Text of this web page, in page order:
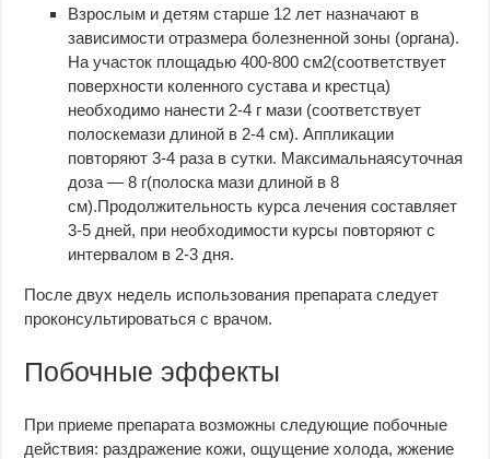
Взрослым и детям старше 12 лет назначают в
зависимости отразмера болезненной зоны (органа).
На участок площадью 400-800 см2(соответствует
поверхности коленного сустава и крестца)
необходимо нанести 2-4 г мази (соответствует
полоскемази длиной в 2-4 см). Аппликации
повторяют 3-4 раза в сутки. Максимальнаясуточная
доза — 8 г(полоска мази длиной в 8
см).Продолжительность курса лечения составляет
3-5 дней, при необходимости курсы повторяют с
интервалом в 2-3 дня.
После двух недель использования препарата следует
проконсультироваться с врачом.
Побочные эффекты
При приеме препарата возможны следующие побочные
действия: раздражение кожи, ощущение холода, жжение